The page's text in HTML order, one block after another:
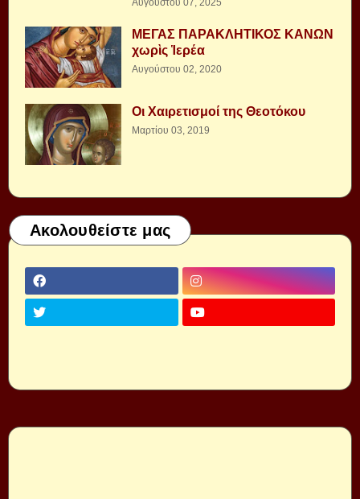
Αυγούστου 07, 2025
ΜΕΓΑΣ ΠΑΡΑΚΛΗΤΙΚΟΣ ΚΑΝΩΝ
χωρὶς Ἱερέα
Αυγούστου 02, 2020
Οι Χαιρετισμοί της Θεοτόκου
Μαρτίου 03, 2019
Ακολουθείστε μας